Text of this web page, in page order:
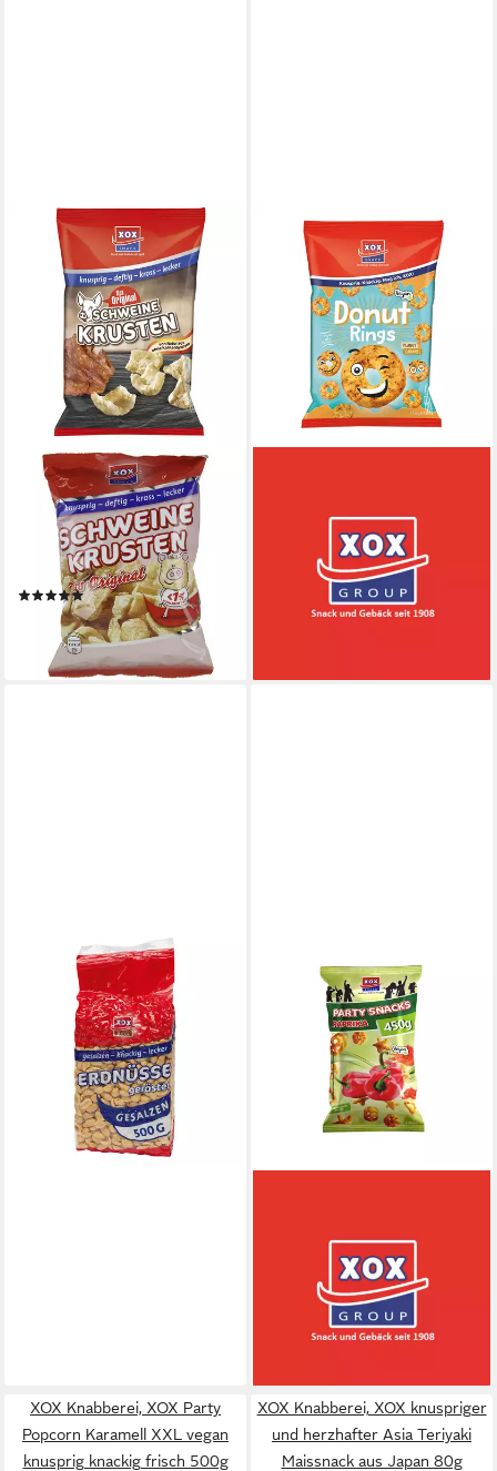
XOX
Knabberei, XOX
Schweinekrusten im Eigenfett
frittierte Schweineschwarten
(1)
2,60 €
(26,00 €/ 1 kg)
lieferbar - in 4-5 Werktagen bei dir
Mais Erdnuss Snack Salz und
Karamellgeschmack 110g
(20,18 €/ 1 kg)
lieferbar - in 4-5 Werktagen bei dir
Knabberei, XOX Erdnuesse
gesalzen klassischer Snack
knackig und herzhaft 500g
(11,12 €/ 1 kg)
lieferbar - in 4-5 Werktagen bei dir
Maissnacks mit Paprika
Würzung Veganer
Knabberspaß 450g
(8,22 €/ 1 kg)
XOX Knabberei, XOX Party
Popcorn Karamell XXL vegan
knusprig knackig frisch 500g
XOX Knabberei, XOX knuspriger
und herzhafter Asia Teriyaki
Maissnack aus Japan 80g